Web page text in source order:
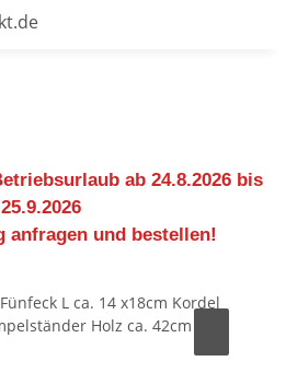
ab 24.8.2026 bis
25.9.2026
anfragen und bestellen!